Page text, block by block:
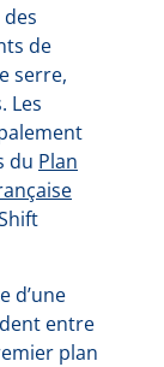
de
serre,
Les
du Plan
d’une
entre
plan